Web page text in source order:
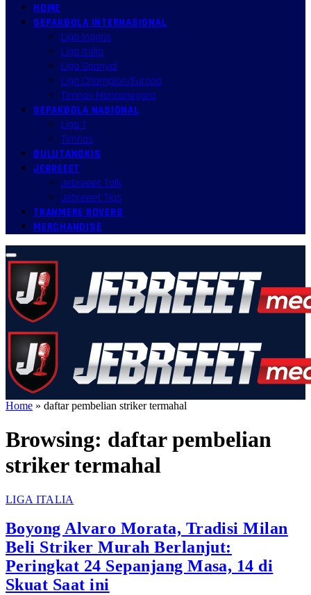
HOME
SEPAKBOLA INTERNASIONAL
Liga Inggris
Liga Italia
Liga Spanyol
Liga Champion/Europa
Timnas Mancanegara
SEPAKBOLA NASIONAL
Liga 1
Timnas
BULUTANGKIS
JEBREEET
Jebreeet Talk
Jebreeet Tips
TRANMERE ROVERS
MERCHANDISE
Home » daftar pembelian striker termahal
Browsing: daftar pembelian
striker termahal
LIGA ITALIA
Boyong Alvaro Morata, Tradisi Milan
Beli Striker Murah Berlanjut:
Peringkat 24 Sepanjang Masa, 14 di
Skuat Saat ini